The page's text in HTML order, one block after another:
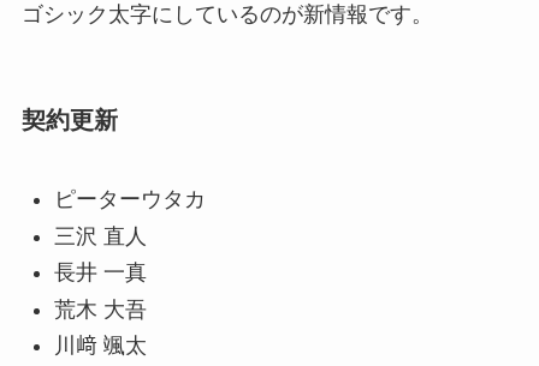
ゴシック太字にしているのが新情報です。
契約更新
ピーターウタカ
三沢 直人
長井 一真
荒木 大吾
川﨑 颯太